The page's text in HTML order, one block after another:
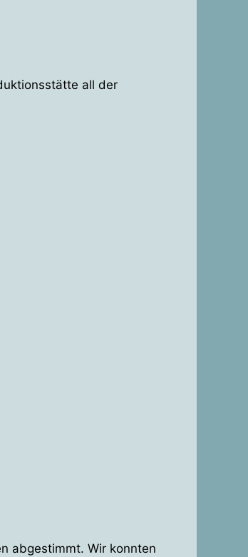
all der
abgestimmt. Wir konnten